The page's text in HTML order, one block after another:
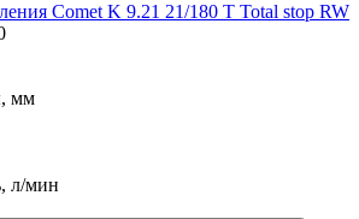
Comet K 9.21 21/180 T Total stop RW
мм
л/мин